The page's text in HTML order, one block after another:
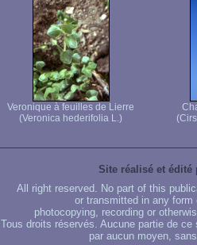
Veronique à feuilles de Lierre
(Veronica hederifolia L.)
Site réalisé et édité
All right reserved. No part of this
or transmitted in any
photocopying, recording or
Tous droits réservés. Aucune partie de
par aucun moyen,